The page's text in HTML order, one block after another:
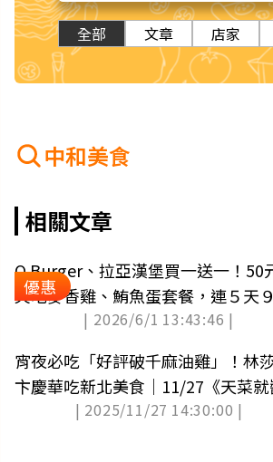
全部 文章 店家
中和美食
相關文章
優惠
Q Burger、拉亞漢堡買一送一！50
爽吃麥香雞、鮪魚蛋套餐，連５天
| 2026/6/1 13:43:46 |
宵夜必吃「好評破千麻油雞」！林
卞慶華吃新北美食｜11/27《天菜
吃》店家資訊| 2025/11/27 14:30:00 |